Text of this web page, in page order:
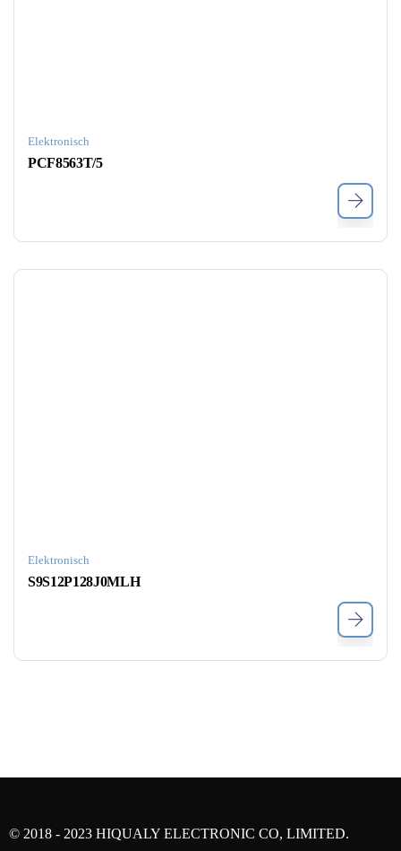
Elektronisch
PCF8563T/5
Elektronisch
S9S12P128J0MLH
© 2018 - 2023 HIQUALY ELECTRONIC CO, LIMITED.